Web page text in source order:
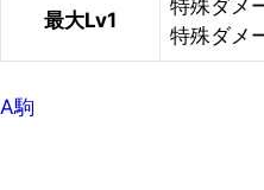
最大Lv1
特殊ダメ
特殊ダメ
A駒